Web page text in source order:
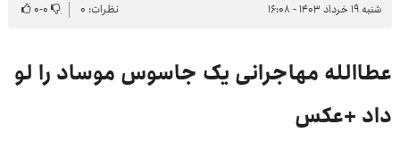
شنبه ۱۹ خرداد ۱۴۰۳ - ۱۶:۰۸
نظرات: ۰ ۰-۰
عطاالله مهاجرانی یک جاسوس موساد را لو
داد +عکس